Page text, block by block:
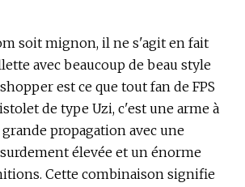
soit mignon, il ne s'agit en fait
avec beaucoup de beau style
est ce que tout fan de FPS
de type Uzi, c'est une arme à
propagation avec une
élevée et un énorme
Cette combinaison signifie